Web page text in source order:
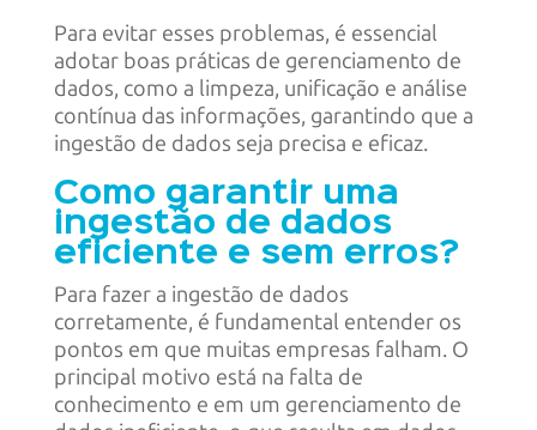
Para evitar esses problemas, é essencial
adotar boas práticas de gerenciamento de
dados, como a limpeza, unificação e análise
contínua das informações, garantindo que a
ingestão de dados seja precisa e eficaz.
Como garantir uma
ingestão de dados
eficiente e sem erros?
Para fazer a ingestão de dados
corretamente, é fundamental entender os
pontos em que muitas empresas falham. O
principal motivo está na falta de
conhecimento e em um gerenciamento de